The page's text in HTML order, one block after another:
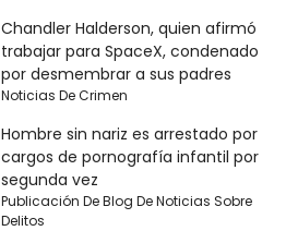
Chandler Halderson, quien afirmó
trabajar para SpaceX, condenado
por desmembrar a sus padres
Noticias De Crimen
Hombre sin nariz es arrestado por
cargos de pornografía infantil por
segunda vez
Publicación De Blog De Noticias Sobre
Delitos